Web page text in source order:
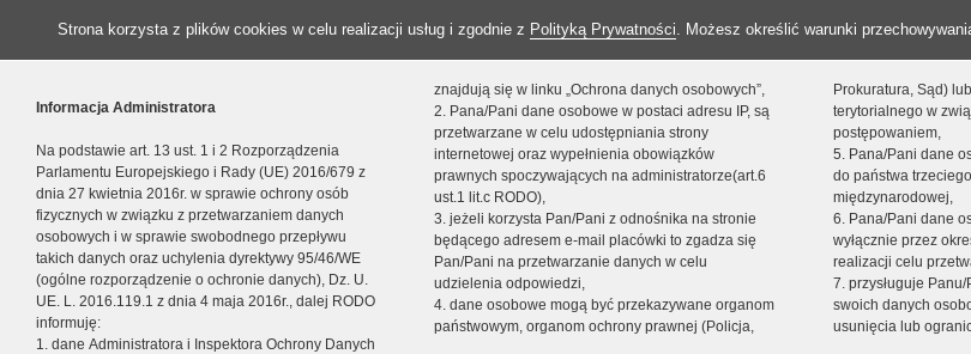
Strona korzysta z plików cookies w celu realizacji usług i zgodnie z Polityką Prywatności. Możesz określić warunki
Informacja Administratora
Na podstawie art. 13 ust. 1 i 2 Rozporządzenia
Parlamentu Europejskiego i Rady (UE) 2016/679 z
dnia 27 kwietnia 2016r. w sprawie ochrony osób
fizycznych w związku z przetwarzaniem danych
osobowych i w sprawie swobodnego przepływu
takich danych oraz uchylenia dyrektywy 95/46/WE
(ogólne rozporządzenie o ochronie danych), Dz. U.
UE. L. 2016.119.1 z dnia 4 maja 2016r., dalej RODO
informuję:
1. dane Administratora i Inspektora Ochrony Danych
znajdują się w linku „Ochrona danych osobowych”,
2. Pana/Pani dane osobowe w postaci adresu IP, są
przetwarzane w celu udostępniania strony
internetowej oraz wypełnienia obowiązków
prawnych spoczywających na administratorze(art.6
ust.1 lit.c RODO),
3. jeżeli korzysta Pan/Pani z odnośnika na stronie
będącego adresem e-mail placówki to zgadza się
Pan/Pani na przetwarzanie danych w celu
udzielenia odpowiedzi,
4. dane osobowe mogą być przekazywane organom
państwowym, organom ochrony prawnej (Policja,
Prokuratura, Sąd)
terytorialnego w
postępowaniem,
5. Pana/Pani dane
do państwa
międzynarodowej,
6. Pana/Pani dane
wyłącznie przez
realizacji celu
7. przysługuje
swoich danych
usunięcia lub